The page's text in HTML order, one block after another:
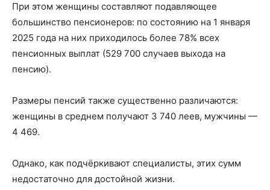
При этом женщины составляют подавляющее
большинство пенсионеров: по состоянию на 1 января
2025 года на них приходилось более 78% всех
пенсионных выплат (529 700 случаев выхода на
пенсию).
Размеры пенсий также существенно различаются:
женщины в среднем получают 3 740 леев, мужчины —
4 469.
Однако, как подчёркивают специалисты, этих сумм
недостаточно для достойной жизни.